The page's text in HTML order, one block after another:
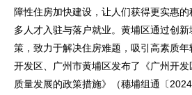
障性住房加快建设，让人们获得更实惠
多人才入驻与落户就业。黄埔区通过创
策，致力于解决住房难题，吸引高素质
开发区、广州市黄埔区发布了《广州开
质量发展的政策措施》（穗埔组通〔